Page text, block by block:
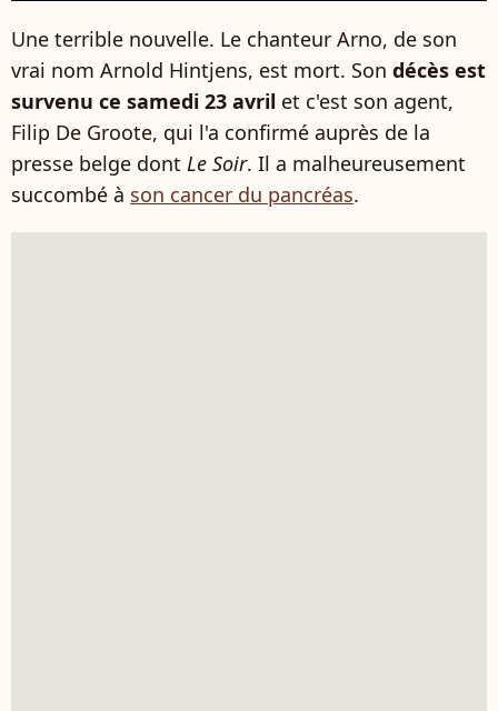
Une terrible nouvelle. Le chanteur Arno, de son
vrai nom Arnold Hintjens, est mort. Son décès est
survenu ce samedi 23 avril et c'est son agent,
Filip De Groote, qui l'a confirmé auprès de la
presse belge dont Le Soir. Il a malheureusement
succombé à son cancer du pancréas.